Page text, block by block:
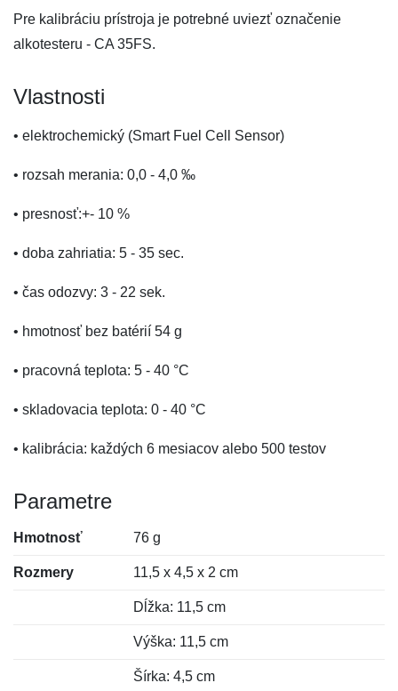
Pre kalibráciu prístroja je potrebné uviezť označenie
alkotesteru - CA 35FS.
Vlastnosti
• elektrochemický (Smart Fuel Cell Sensor)
• rozsah merania: 0,0 - 4,0 ‰
• presnosť:+- 10 %
• doba zahriatia: 5 - 35 sec.
• čas odozvy: 3 - 22 sek.
• hmotnosť bez batérií 54 g
• pracovná teplota: 5 - 40 °C
• skladovacia teplota: 0 - 40 °C
• kalibrácia: každých 6 mesiacov alebo 500 testov
Parametre
Hmotnosť 76 g
Rozmery 11,5 x 4,5 x 2 cm
Dĺžka: 11,5 cm
Výška: 11,5 cm
Šírka: 4,5 cm